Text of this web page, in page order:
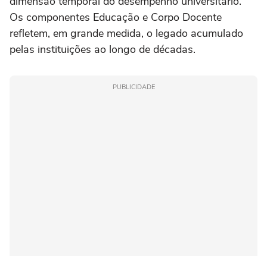
Os componentes Educação e Corpo Docente
refletem, em grande medida, o legado acumulado
pelas instituições ao longo de décadas.
PUBLICIDADE